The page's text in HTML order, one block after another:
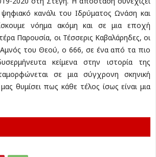
κανάλι του Ιδρύματος Ωνάση και
νόημα ακόμη και σε μια εποχή
Παρουσία, οι Τέσσερις Καβαλάρηδες, οι
του Θεού, ο 666, σε ένα από τα πιο
κείμενα στην ιστορία της
σε μια σύγχρονη σκηνική
θυμίσει πως κάθε τέλος ίσως είναι μια